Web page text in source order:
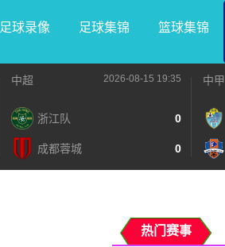
足球录像 足球集锦 篮球集锦
中超 2026-08-15 19:35
浙江队 0
成都蓉城 0
中甲
热门赛事